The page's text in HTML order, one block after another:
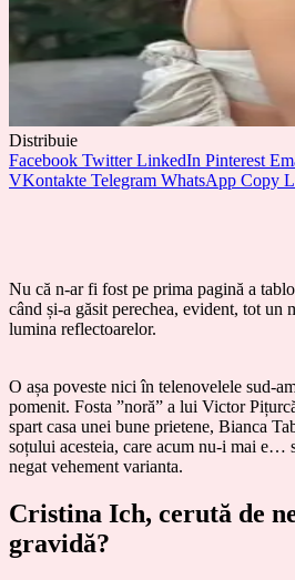
Distribuie
Facebook Twitter LinkedIn Pinterest
VKontakte Telegram WhatsApp Copy
Nu că n-ar fi fost pe prima pagină a
când și-a găsit perechea, evident, tot
lumina reflectoarelor.
O așa poveste nici în telenovelele sud-
pomenit. Fosta ”noră” a lui Victor
spart casa unei bune prietene, Bianca
soțului acesteia, care acum nu-i mai e…
negat vehement varianta.
Cristina Ich, cerută de
gravidă?